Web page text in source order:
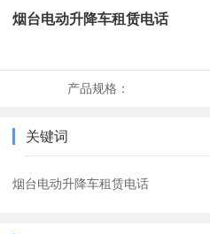
烟台电动升降车租赁电话
产品规格：
关键词
烟台电动升降车租赁电话